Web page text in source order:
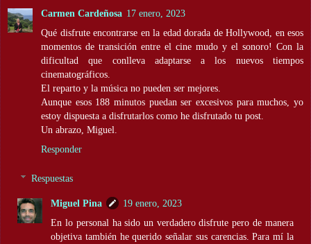
Carmen Cardeñosa 17 enero, 2023
Qué disfrute encontrarse en la edad dorada de Hollywood, en esos
momentos de transición entre el cine mudo y el sonoro! Con la
dificultad que conlleva adaptarse a los nuevos tiempos
cinematográficos.
El reparto y la música no pueden ser mejores.
Aunque esos 188 minutos puedan ser excesivos para muchos, yo
estoy dispuesta a disfrutarlos como he disfrutado tu post.
Un abrazo, Miguel.
Responder
Respuestas
Miguel Pina
19 enero, 2023
En lo personal ha sido un verdadero disfrute pero de manera
objetiva también he querido señalar sus carencias. Para mí la